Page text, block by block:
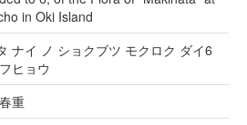
in Oki Island
ナイ ノ ショクブツ モクロク ダイ6
ヒョウ
重